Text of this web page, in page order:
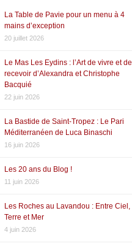
La Table de Pavie pour un menu à 4
mains d’exception
20 juillet 2026
Le Mas Les Eydins : l’Art de vivre et de
recevoir d’Alexandra et Christophe
Bacquié
22 juin 2026
La Bastide de Saint-Tropez : Le Pari
Méditerranéen de Luca Binaschi
16 juin 2026
Les 20 ans du Blog !
11 juin 2026
Les Roches au Lavandou : Entre Ciel,
Terre et Mer
4 juin 2026